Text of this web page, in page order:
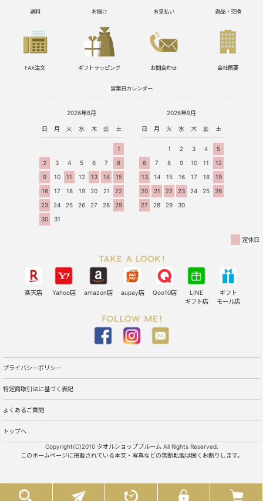
送料 お届け お支払い 返品・交換
FAX注文 ギフトラッピング お問合わせ 会社概要
営業日カレンダー
2026年8月
日 月 火 水 木 金 土
1
2
3 4 5 6 7
8
9
10 11 12 13 14
15
16
17 18 19 20 21
22
23
24 25 26 27 28
29
30
31
2026年9月
日 月 火 水 木 金 土
1 2 3 4
5
6
7 8 9 10 11
12
13
14 15 16 17 18
19
20
21 22 23 24 25
26
27
28 29 30
定休日
楽天店 Yahoo店 amazon店 aupay店 Qoo10店
LINE
ギフト店
ギフト
モール店
プライバシーポリシー
特定商取引法に基づく表記
よくあるご質問
トップへ
Copyright(C)2010 タオルショップブルーム All Rights Reserved.
このホームページに掲載されている本文・写真などの無断転載は固くお断りします。